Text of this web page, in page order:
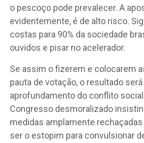
o pescoço pode prevalecer. A
evidentemente, é de alto risco.
costas para 90% da sociedade
ouvidos e pisar no acelerador.
Se assim o fizerem e colocarem
pauta de votação, o resultado
aprofundamento do conflito social
Congresso desmoralizado
medidas amplamente
ser o estopim para convulsionar